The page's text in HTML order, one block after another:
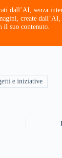
dall’AI, senza
create
il suo contenuto.
e iniziative